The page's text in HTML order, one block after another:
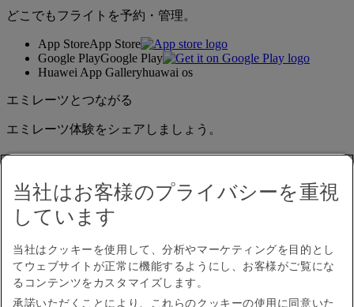
どこでもフライトを予約・管理。
App StoreApp Store
Google PlayGoogle Play
Huawei App Galleryhuawai os
エミレーツとつながる
エミレーツ体験をシェアしましょう。
アクセシビリティ
お問い合わせ
プライバシーポリシー
当社はお客様のプライバシーを重視
しています
当社はクッキーを使用して、分析やマーケティングを目的とし
てウェブサイトが正常に機能するようにし、お客様がご覧にな
るコンテンツをカスタマイズします。
承諾いただくことにより、これらのクッキーの使用に同意いた